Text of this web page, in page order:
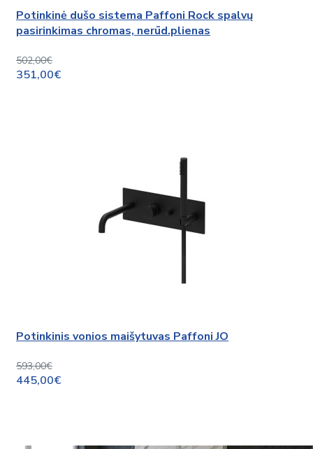
Potinkinė dušo sistema Paffoni Rock spalvų
pasirinkimas chromas, nerūd.plienas
502,00€
351,00€
Potinkinis vonios maišytuvas Paffoni JO
593,00€
445,00€